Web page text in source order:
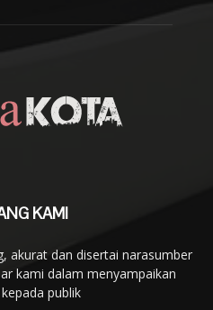
KAMI
akurat dan disertai narasumber
kami dalam menyampaikan
publik